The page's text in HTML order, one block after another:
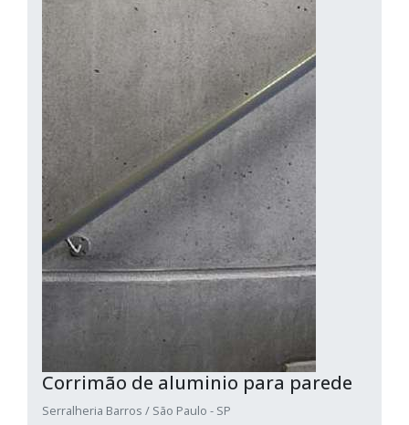
Corrimão de aluminio para parede
Serralheria Barros / São Paulo - SP